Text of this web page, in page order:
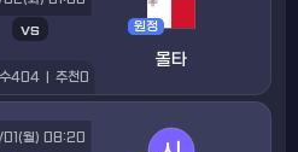
vs 원정
몰타
404 추천 0
월) 08:20